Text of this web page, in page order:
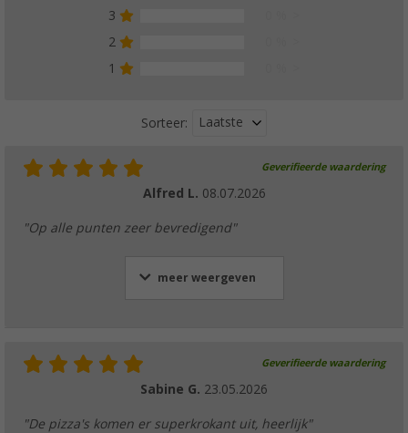
3
2
1
Sorteer: Laatste
Geverifieerde waardering
Alfred L. 08.07.2026
"Op alle punten zeer bevredigend"
meer weergeven
Geverifieerde waardering
Sabine G. 23.05.2026
"De pizza's komen er superkrokant uit, heerlijk"